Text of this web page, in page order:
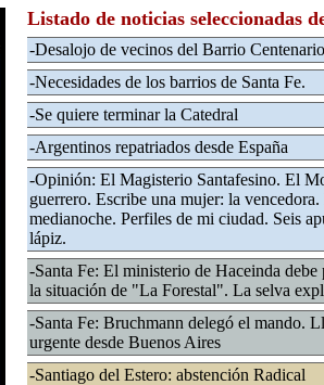
Listado de noticias seleccionadas
-Desalojo de vecinos del Barrio Centenario
-Necesidades de los barrios de Santa Fe.
-Se quiere terminar la Catedral
-Argentinos repatriados desde España
-Opinión: El Magisterio Santafesino. El
guerrero. Escribe una mujer: la vencedora.
medianoche. Perfiles de mi ciudad. Seis
lápiz.
-Santa Fe: El ministerio de Haceinda debe
la situación de "La Forestal". La selva
-Santa Fe: Bruchmann delegó el mando.
urgente desde Buenos Aires
-Santiago del Estero: abstención Radical